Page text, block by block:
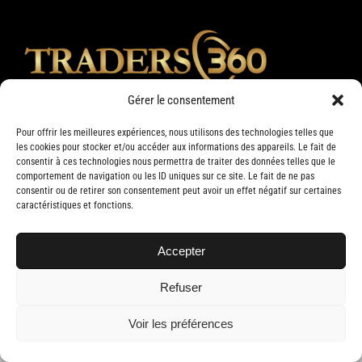
Gérer le consentement
Pour offrir les meilleures expériences, nous utilisons des technologies telles que
les cookies pour stocker et/ou accéder aux informations des appareils. Le fait de
consentir à ces technologies nous permettra de traiter des données telles que le
comportement de navigation ou les ID uniques sur ce site. Le fait de ne pas
consentir ou de retirer son consentement peut avoir un effet négatif sur certaines
caractéristiques et fonctions.
Accepter
Refuser
Voir les préférences
Copyright 2019 Traders 360 | Tous droits réservés | Conception web par
Delisoft